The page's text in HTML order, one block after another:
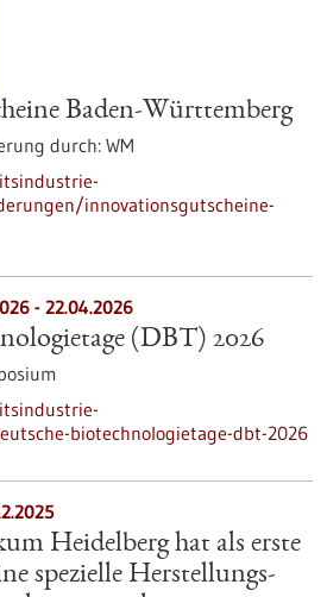
Baden-Württemberg
durch: WM
innovationsgutscheine-
- 22.04.2026
(DBT) 2026
biotechnologietage-dbt-2026
Heidelberg hat als erste
spezielle Herstellungs-